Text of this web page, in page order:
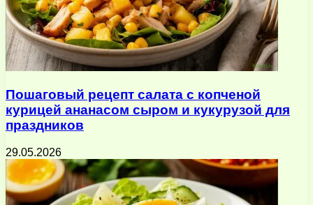
Пошаговый рецепт салата с копченой
курицей ананасом сыром и кукурузой для
праздников
29.05.2026